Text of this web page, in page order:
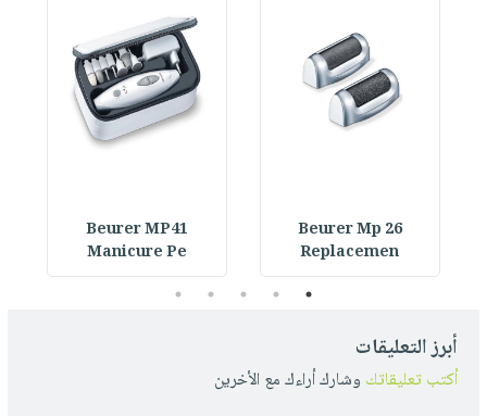
Beurer Mp 26
Replacemen
Beurer MP41
Manicure Pe
1
2
3
4
5
أبرز التعليقات
أكتب تعليقاتك وشارك أراءك مع الأخرين